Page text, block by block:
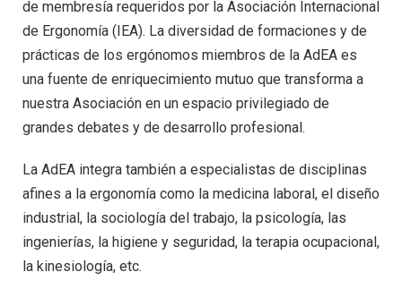
de membresía requeridos por la Asociación Internacional
de Ergonomía (IEA). La diversidad de formaciones y de
prácticas de los ergónomos miembros de la AdEA es
una fuente de enriquecimiento mutuo que transforma a
nuestra Asociación en un espacio privilegiado de
grandes debates y de desarrollo profesional.
La AdEA integra también a especialistas de disciplinas
afines a la ergonomía como la medicina laboral, el diseño
industrial, la sociología del trabajo, la psicología, las
ingenierías, la higiene y seguridad, la terapia ocupacional,
la kinesiología, etc.